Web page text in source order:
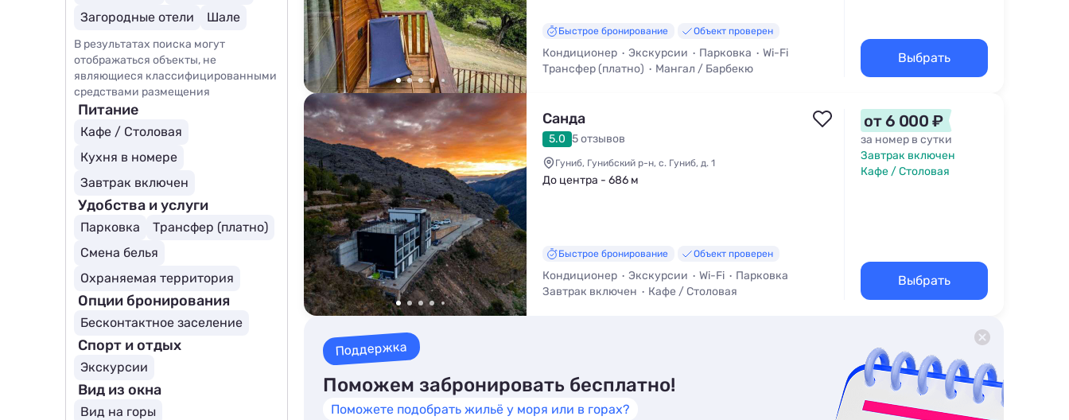
Быстрое бронирование Объект проверен
Кондиционер Экскурсии Парковка
Wi-Fi
Трансфер (платно)
Мангал / Барбекю
Выбрать
Санда
5.0 5 отзывов
Гуниб, Гунибский р-н, с. Гуниб, д. 1
До центра - 686 м
Быстрое бронирование Объект проверен
Кондиционер Экскурсии Wi-Fi
Парковка
Завтрак включен
Кафе / Столовая
от 6 000 ₽
за номер в сутки
Завтрак включен
Кафе / Столовая
Выбрать
Поддержка
Поможем забронировать бесплатно!
Поможете подобрать жильё у моря или в горах?
Загородные отели
Шале
В результатах поиска могут
отображаться объекты, не
являющиеся классифицированными
средствами размещения
Питание
Кафе / Столовая
Кухня в номере
Завтрак включен
Удобства и услуги
Парковка
Трансфер (платно)
Смена белья
Охраняемая территория
Опции бронирования
Бесконтактное заселение
Спорт и отдых
Экскурсии
Вид из окна
Вид на горы